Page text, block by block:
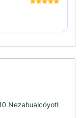
Nezahualcóyotl